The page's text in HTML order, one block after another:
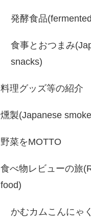
発酵食品
食事とおつまみ
snacks)
料理グッズ等の紹介
燻製(Japanese
野菜をMOTTO
食べ物レビューの旅
food)
かむカムこんにゃく